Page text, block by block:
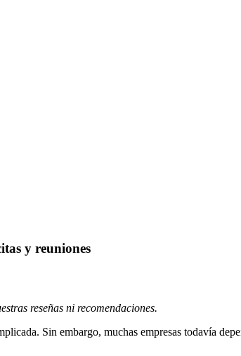
y reuniones
reseñas ni recomendaciones.
Sin embargo, muchas empresas todavía